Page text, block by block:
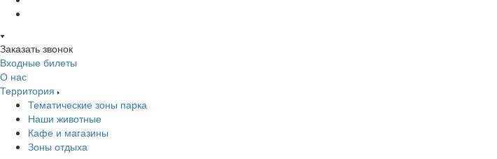
Заказать звонок
Входные билеты
О нас
Территория
Тематические зоны парка
Наши животные
Кафе и магазины
Зоны отдыха